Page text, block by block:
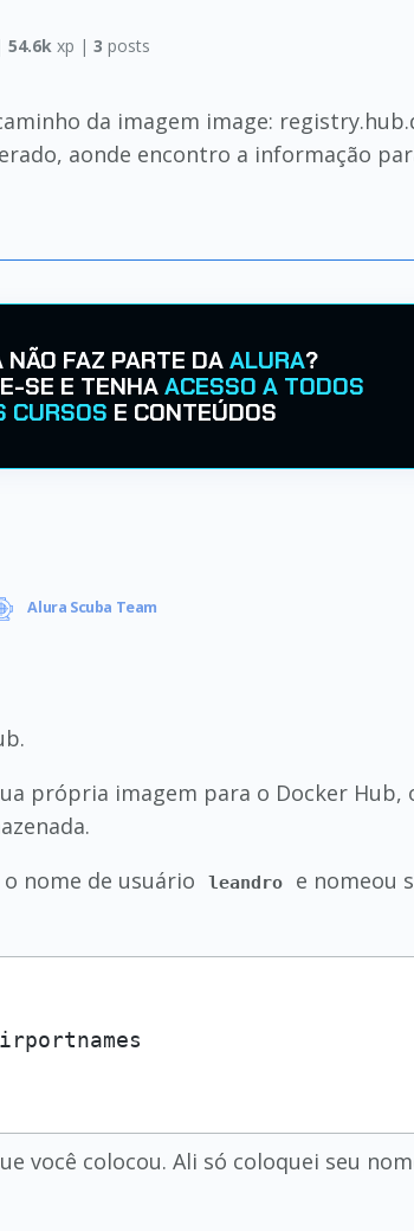
|54.6k xp |3 posts
da imagem image:
aonde encontro a informação
NÃO FAZ PARTE DAALURA?
SE E TENHAACESSO A TODOS
CURSOS E CONTEÚDOS
Alura Scuba Team
própria imagem para o Docker
nome de usuário
leandro e nomeou
você colocou. Ali só coloquei seu